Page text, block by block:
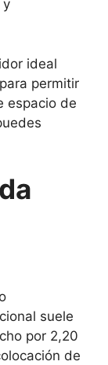
y
ideal
permitir
espacio de
suele
por 2,20
de